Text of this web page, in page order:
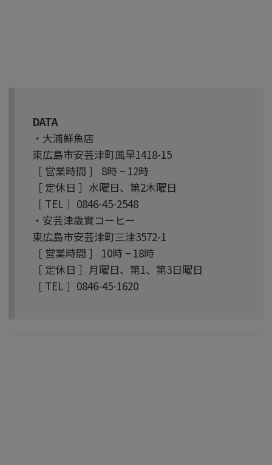
DATA
・大浦鮮魚店
東広島市安芸津町風早1418-15
［ 営業時間 ］ 8時 − 12時
［ 定休日 ］水曜日、第2木曜日
［ TEL ］0846-45-2548
・安芸津歳實コーヒー
東広島市安芸津町三津3572-1
［ 営業時間 ］ 10時 − 18時
［ 定休日 ］月曜日、第1、第3日曜日
［ TEL ］0846-45-1620